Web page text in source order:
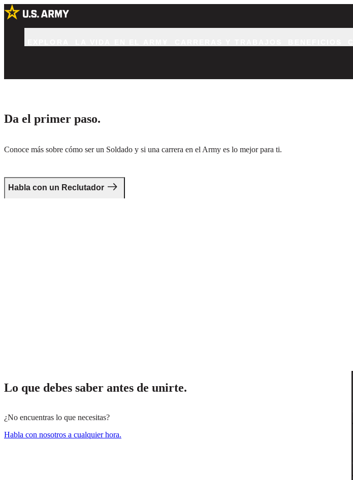
Da el primer paso.
Conoce más sobre cómo ser un Soldado y si una carrera en el Army es lo mejor para ti.
Habla con un Reclutador
Lo que debes saber antes de unirte.
¿No encuentras lo que necesitas?
Habla con nosotros a cualquier hora.